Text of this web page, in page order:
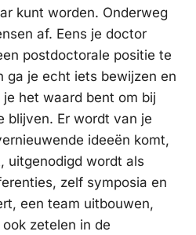
kunt worden. Onderweg
af. Eens je doctor
postdoctorale positie te
ga je echt iets bewijzen en
het waard bent om bij
blijven. Er wordt van je
ideeën komt,
uitgenodigd wordt als
zelf symposia en
een team uitbouwen,
zetelen in de